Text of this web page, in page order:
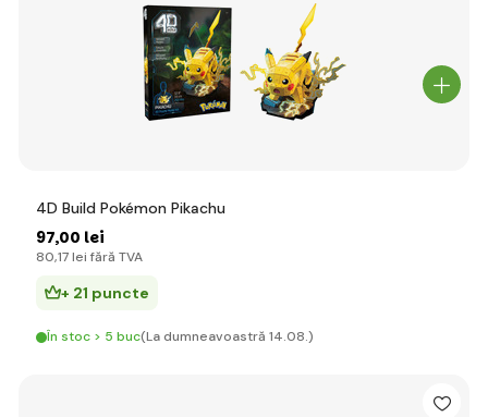
4D Build Pokémon Pikachu
97,00 lei
80,17 lei fără TVA
+ 21 puncte
În stoc > 5 buc(La dumneavoastră 14.08.)